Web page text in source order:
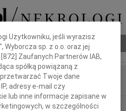
pogrzebowy
Użytkowniku, jeśli wyrazisz
Wyborcza sp. z o.o. oraz jej
872 ] Zaufanych Partnerów IAB,
spółką powiązaną z
Twoje dane
adresy e-mail czy
lub inne informacje zapisane w
w szczególności